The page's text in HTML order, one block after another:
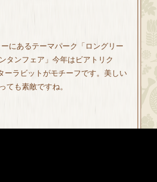
にあるテーマパーク「ロングリー
タンフェア」今年はビアトリク
ーラビットがモチーフです。美しい
ても素敵ですね。